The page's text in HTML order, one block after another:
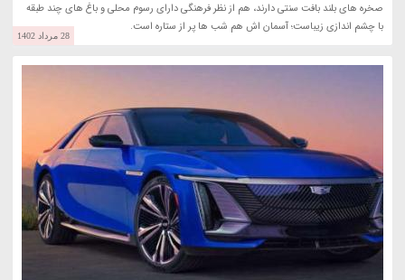
صخره های بلند بافت سنتی دارند، هم از نظر فرهنگی دارای رسوم محلی و باغ های چند طبقه
با چشم اندازی زیباست؛ آسمان اش هم شب ها پر از ستاره است.
28 مرداد 1402